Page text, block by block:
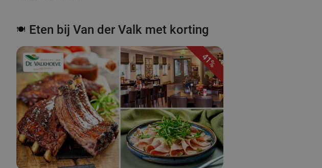
🍽️ Eten bij Van der Valk met korting
41%